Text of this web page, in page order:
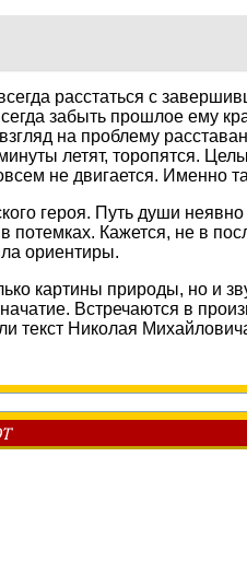
расстаться с
забыть прошлое ему
на проблему
летят, торопятся.
не двигается. Именно
героя. Путь души
Кажется, не в
ориентиры.
картины природы, но
Встречаются в
текст Николая